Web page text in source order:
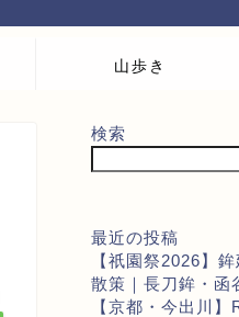
山歩き
検索
最近の投稿
【祇園祭2026】
散策｜長刀鉾・函
【京都・今出川